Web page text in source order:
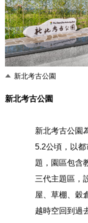
新北考古公園
新北考古公園
新北考古公園
5.2公頃，以
題，園區包含
三代主題區，
屋、草棚、穀
越時空回到過